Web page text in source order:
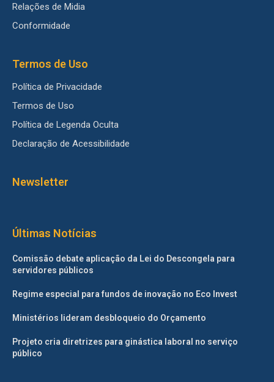
Relações de Midia
Conformidade
Termos de Uso
Política de Privacidade
Termos de Uso
Política de Legenda Oculta
Declaração de Acessibilidade
Newsletter
Últimas Notícias
Comissão debate aplicação da Lei do Descongela para
servidores públicos
Regime especial para fundos de inovação no Eco Invest
Ministérios lideram desbloqueio do Orçamento
Projeto cria diretrizes para ginástica laboral no serviço
público